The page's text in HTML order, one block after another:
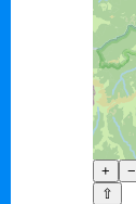
+
−
⇧